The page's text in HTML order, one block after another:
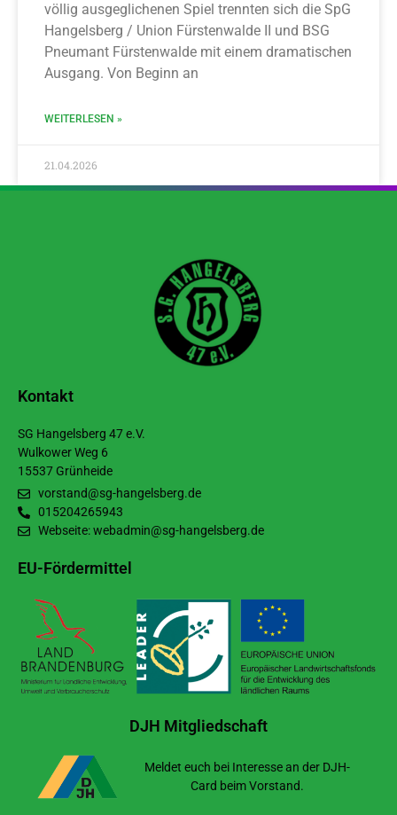
völlig ausgeglichenen Spiel trennten sich die SpG
Hangelsberg / Union Fürstenwalde II und BSG
Pneumant Fürstenwalde mit einem dramatischen
Ausgang. Von Beginn an
WEITERLESEN »
21.04.2026
Kontakt
SG Hangelsberg 47 e.V.
Wulkower Weg 6
15537 Grünheide
vorstand@sg-hangelsberg.de
015204265943
Webseite: webadmin@sg-hangelsberg.de
EU-Fördermittel
DJH Mitgliedschaft
Meldet euch bei Interesse an der DJH-
Card beim Vorstand.